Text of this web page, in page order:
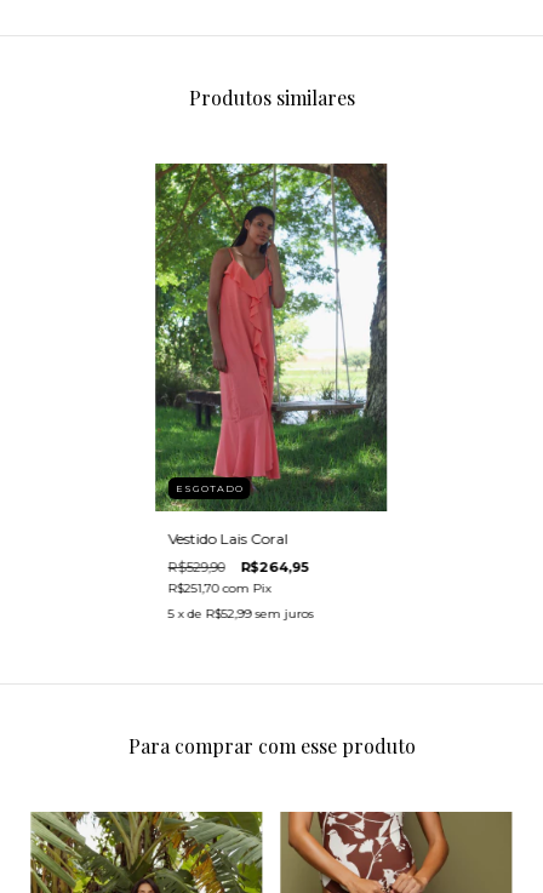
Produtos similares
ESGOTADO
Vestido Lais Coral
R$529,90 R$264,95
R$251,70com Pix
5 x de R$52,99 sem juros
Para comprar com esse produto